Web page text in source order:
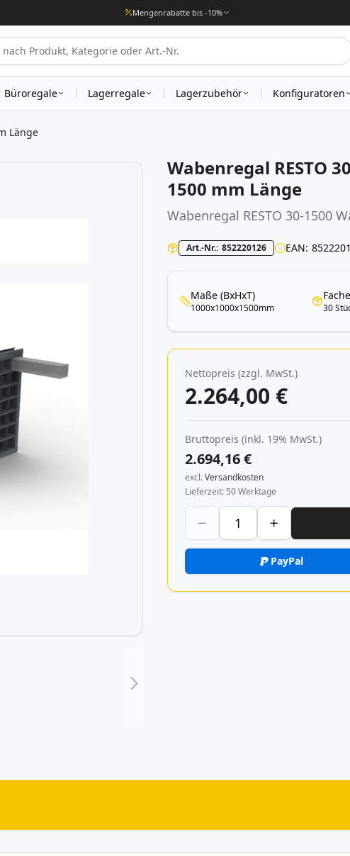
Mengenrabatte bis -10%
Büroregale Lagerregale Lagerzubehör Konfiguratoren
Länge
Wabenregal RESTO
1500 mm Länge
Wabenregal RESTO 30-1500
Art.-Nr. 852220126 EAN
Maße (BxHxT)
1000x1000x1500mm 30
Nettopreis (zzgl. MwSt.)
2.264,00 €
Bruttopreis (inkl. 19% MwSt.)
2.694,16 €
excl.Versandkosten
Lieferzeit 50 Werktage
PayPal